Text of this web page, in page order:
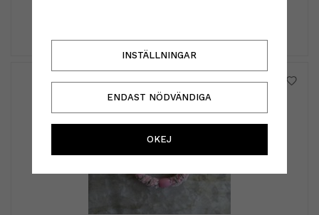
INSTÄLLNINGAR
ENDAST NÖDVÄNDIGA
OKEJ